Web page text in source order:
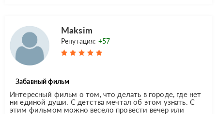
Maksim
Репутация: +57
Забавный фильм
Интересный фильм о том, что делать в городе, где нет
ни единой души. С детства мечтал об этом узнать. С
этим фильмом можно весело провести вечер или